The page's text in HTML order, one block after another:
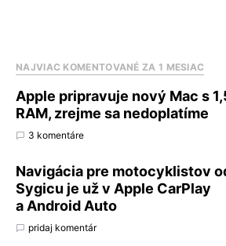
NAJVIAC KOMENTOVANÉ ZA 1 MESIAC
Apple pripravuje nový Mac s
RAM, zrejme sa nedoplatíme
3 komentáre
Navigácia pre motocyklistov
Sygicu je už v Apple CarPlay
a Android Auto
pridaj komentár